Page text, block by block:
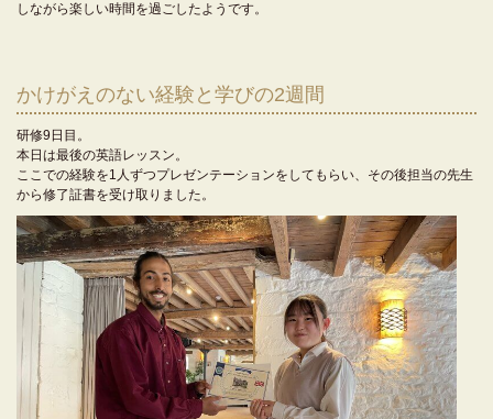
しながら楽しい時間を過ごしたようです。
かけがえのない経験と学びの2週間
研修9日目。
本日は最後の英語レッスン。
ここでの経験を1人ずつプレゼンテーションをしてもらい、その後担当の先生
から修了証書を受け取りました。